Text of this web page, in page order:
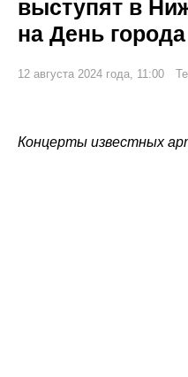
выступят в
на День города
12 августа 2024 года, 11:00
Концерты известных